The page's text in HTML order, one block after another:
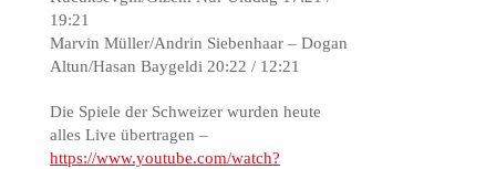
19:21
Marvin Müller/Andrin Siebenhaar – Dogan
Altun/Hasan Baygeldi 20:22 / 12:21
Die Spiele der Schweizer wurden heute
alles Live übertragen –
https://www.youtube.com/watch?